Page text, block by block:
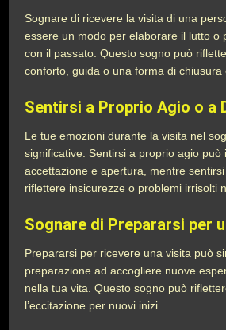
Sognare di ricevere la visita di una
essere un modo per elaborare il lutto o
con il passato. Questo sogno può
conforto, guida o una forma di chiusura
Sentirsi a Proprio Agio o a
Le tue emozioni durante la visita nel
significative. Sentirsi a proprio agio può
accettazione e apertura, mentre
riflettere insicurezze o problemi irrisolti
Sognare di Prepararsi per
Prepararsi per ricevere una visita può
preparazione ad accogliere nuove
nella tua vita. Questo sogno può
l’eccitazione per nuovi inizi.